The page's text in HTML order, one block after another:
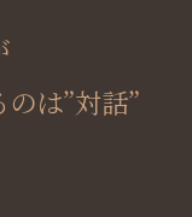
は”対話”